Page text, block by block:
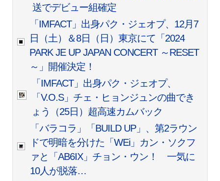
送でデビュー組確定
「IMFACT」出身パク・ジェオプ、12月7
日（土）＆8日（日）東京にて「2024
PARK JE UP JAPAN CONCERT ～RESET
～」開催決定！
「IMFACT」出身パク・ジェオプ、
「V.O.S」チェ・ヒョンジュンの曲でき
ょう（25日）超高速カムバック
「バラコラ」「BUILD UP」、第2ラウン
ドで明暗を分けた「WEi」カン・ソクフ
ァと「AB6IX」チョン・ウン！ 一気に
10人が脱落…